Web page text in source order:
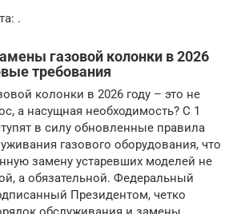
.
газовой колонки в 2026
требования
колонки в 2026 году – это не
а насущная необходимость? С 1
в силу обновленные правила
газового оборудования, что
замену устаревших моделей не
а обязательной. Федеральный
Президентом, четко